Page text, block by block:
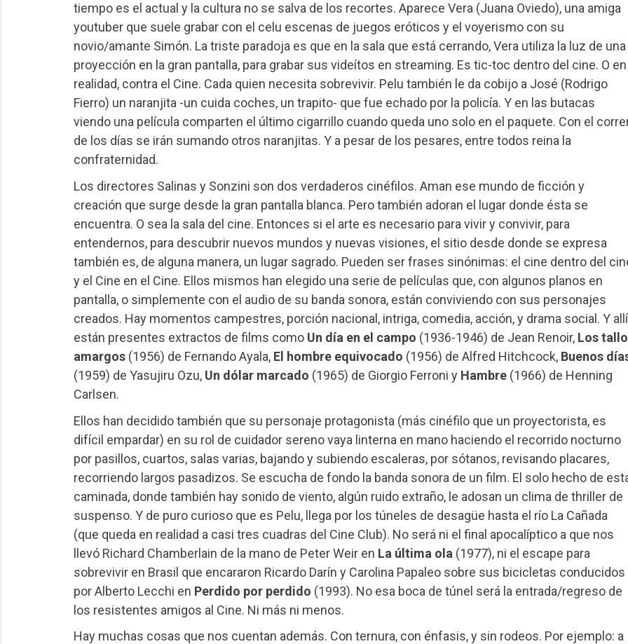
tiempo es el actual y la cultura no se salva de los recortes. Aparece Vera (Juana Oviedo), una amiga
youtuber que suele grabar con el celu escenas de juegos eróticos y el voyerismo con su
novio/amante Simón. La triste paradoja es que en la sala que está cerrando, Vera utiliza la luz de una
proyección en la gran pantalla, para grabar sus videítos en streaming. Es tic-toc dentro del cine. O en
realidad, contra el Cine. Cada quien necesita sobrevivir. Pelu también le da cobijo a José (Rodrigo
Fierro) un naranjita -un cuida coches, un trapito- que fue echado por la policía. Y en las butacas
viendo una película comparten el último cigarrillo cuando queda uno solo en el paquete. Con el
de los días se irán sumando otros naranjitas. Y a pesar de los pesares, entre todos reina la
confraternidad.
Los directores Salinas y Sonzini son dos verdaderos cinéfilos. Aman ese mundo de ficción y
creación que surge desde la gran pantalla blanca. Pero también adoran el lugar donde ésta se
encuentra. O sea la sala del cine. Entonces si el arte es necesario para vivir y convivir, para
entendernos, para descubrir nuevos mundos y nuevas visiones, el sitio desde donde se expresa
también es, de alguna manera, un lugar sagrado. Pueden ser frases sinónimas: el cine dentro del
y el Cine en el Cine. Ellos mismos han elegido una serie de películas que, con algunos planos en
pantalla, o simplemente con el audio de su banda sonora, están conviviendo con sus personajes
creados. Hay momentos campestres, porción nacional, intriga, comedia, acción, y drama social. Y allí
están presentes extractos de films como Un día en el campo (1936-1946) de Jean Renoir, Los
amargos(1956) de Fernando Ayala, El hombre equivocado (1956) de Alfred Hitchcock, Buenos
(1959) de Yasujiru Ozu, Un dólar marcado (1965) de Giorgio Ferroni y Hambre (1966) de Henning
Carlsen.
Ellos han decidido también que su personaje protagonista (más cinéfilo que un proyectorista, es
difícil empardar) en su rol de cuidador sereno vaya linterna en mano haciendo el recorrido nocturno
por pasillos, cuartos, salas varias, bajando y subiendo escaleras, por sótanos, revisando placares,
recorriendo largos pasadizos. Se escucha de fondo la banda sonora de un film. El solo hecho de
caminada, donde también hay sonido de viento, algún ruido extraño, le adosan un clima de thriller de
suspenso. Y de puro curioso que es Pelu, llega por los túneles de desagüe hasta el río La Cañada
(que queda en realidad a casi tres cuadras del Cine Club). No será ni el final apocalíptico a que nos
llevó Richard Chamberlain de la mano de Peter Weir en La última ola (1977), ni el escape para
sobrevivir en Brasil que encararon Ricardo Darín y Carolina Papaleo sobre sus bicicletas conducidos
por Alberto Lecchi en Perdido por perdido (1993). No esa boca de túnel será la entrada/regreso de
los resistentes amigos al Cine. Ni más ni menos.
Hay muchas cosas que nos cuentan además. Con ternura, con énfasis, y sin rodeos. Por ejemplo: a